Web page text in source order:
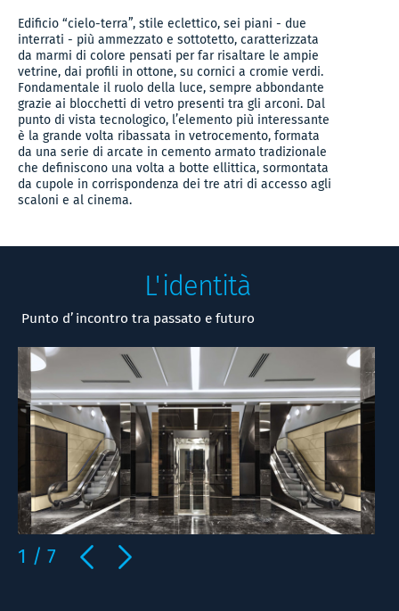
Edificio “cielo-terra”, stile eclettico, sei piani - due
interrati - più ammezzato e sottotetto, caratterizzata
da marmi di colore pensati per far risaltare le ampie
vetrine, dai profili in ottone, su cornici a cromie verdi.
Fondamentale il ruolo della luce, sempre abbondante
grazie ai blocchetti di vetro presenti tra gli arconi. Dal
punto di vista tecnologico, l’elemento più interessante
è la grande volta ribassata in vetrocemento, formata
da una serie di arcate in cemento armato tradizionale
che definiscono una volta a botte ellittica, sormontata
da cupole in corrispondenza dei tre atri di accesso agli
scaloni e al cinema.
L'identità
Punto d’incontro tra passato e futuro
1 / 7